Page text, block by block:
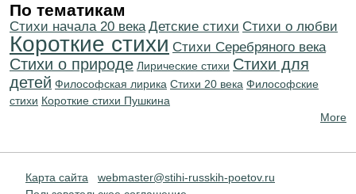
По тематикам
Cтихи начала 20 века Детские стихи Стихи о любви
Короткие стихи Cтихи Серебряного века
Стихи о природе Лирические стихи Стихи для
детей Философская лирика Стихи 20 века Философские
стихи Короткие стихи Пушкина
More
Карта сайта
webmaster@stihi-russkih-poetov.ru